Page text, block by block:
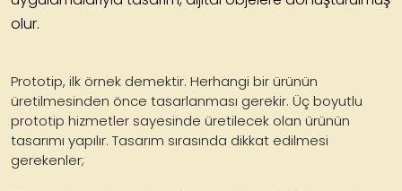
olur.
Prototip, ilk örnek demektir. Herhangi bir ürünün
üretilmesinden önce tasarlanması gerekir. Üç boyutlu
prototip hizmetler sayesinde üretilecek olan ürünün
tasarımı yapılır. Tasarım sırasında dikkat edilmesi
gerekenler;